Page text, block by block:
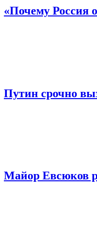
«Почему Россия
Путин срочно
Майор Евсюков